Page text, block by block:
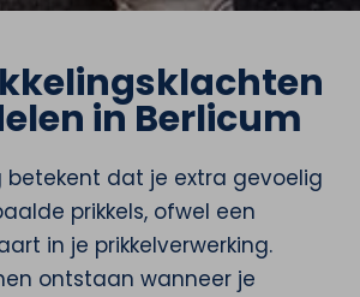
in Berlicum
betekent dat je extra gevoelig
prikkels, ofwel een
in je prikkelverwerking.
ontstaan wanneer je